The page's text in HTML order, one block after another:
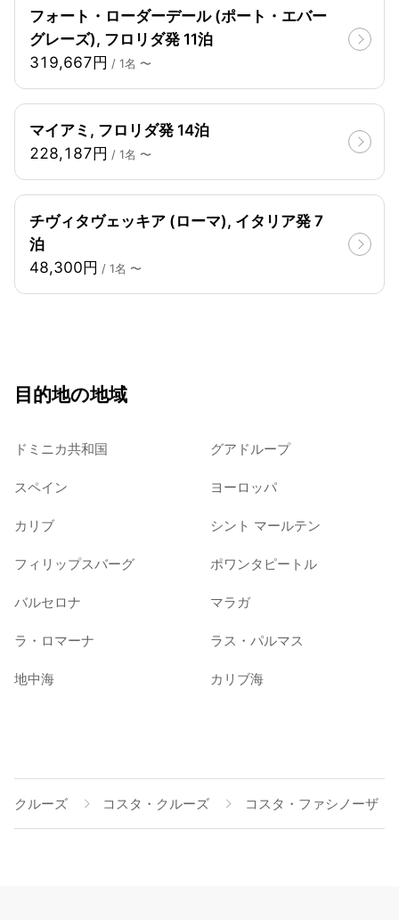
フォート・ローダーデール (ポート・エバー
グレーズ), フロリダ発 11泊
319,667円 / 1名 〜
マイアミ, フロリダ発 14泊
228,187円 / 1名 〜
チヴィタヴェッキア (ローマ), イタリア発 7
泊
48,300円 / 1名 〜
目的地の地域
ドミニカ共和国 グアドループ
スペイン ヨーロッパ
カリブ シント マールテン
フィリップスバーグ ポワンタピートル
バルセロナ マラガ
ラ・ロマーナ ラス・パルマス
地中海 カリブ海
クルーズ コスタ・クルーズ コスタ・ファシノーザ